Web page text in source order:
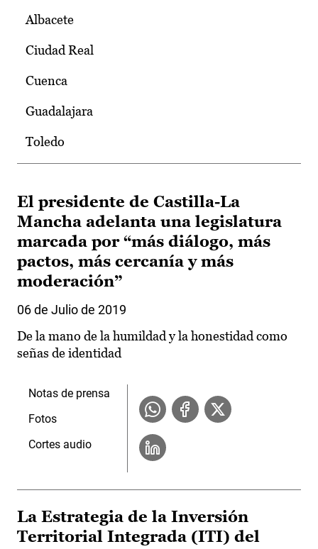
Albacete
Ciudad Real
Cuenca
Guadalajara
Toledo
El presidente de Castilla-La
Mancha adelanta una legislatura
marcada por “más diálogo, más
pactos, más cercanía y más
moderación”
06 de Julio de 2019
De la mano de la humildad y la honestidad como
señas de identidad
Notas de prensa
Fotos
Cortes audio
La Estrategia de la Inversión
Territorial Integrada (ITI) del